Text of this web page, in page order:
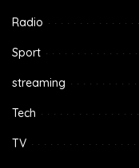
Radio
Sport
streaming
Tech
TV